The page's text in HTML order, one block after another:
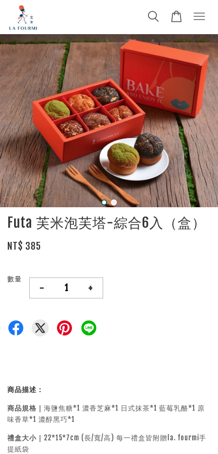
Futa 芙米泡芙塔-綜合6入（盒）
NT$ 385
數量
- +
商品描述：
商品規格｜ 海鹽焦糖*1 濃香芝麻*1 日式抹茶*1 藍莓乳酪*1 原
味香草*1 濃醇黑巧*1
禮盒大小｜ 22*15*7cm (長/寬/高) 每一禮盒皆附贈la. fourmi手
提紙袋